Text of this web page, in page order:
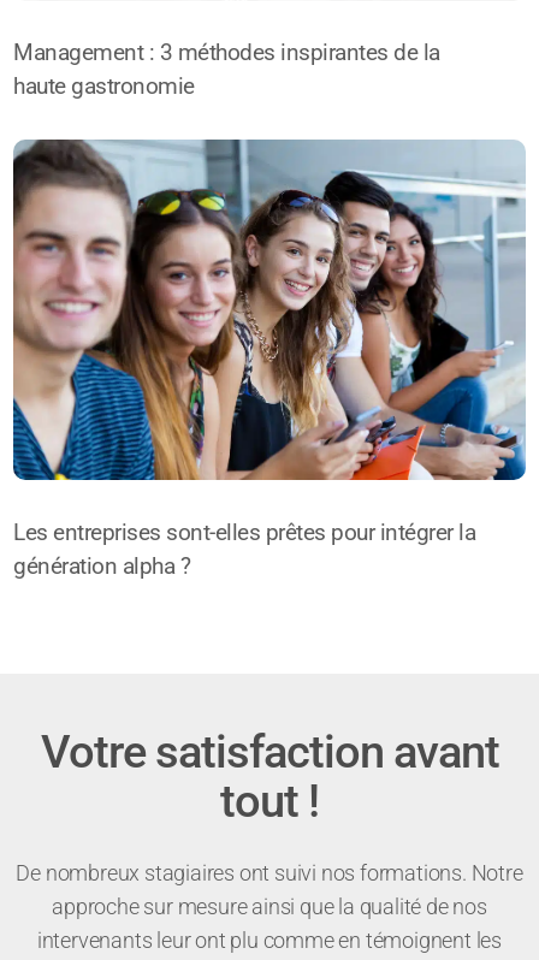
Management : 3 méthodes inspirantes de la
haute gastronomie
Les entreprises sont-elles prêtes pour intégrer la
génération alpha ?
Votre satisfaction avant
tout !
De nombreux stagiaires ont suivi nos formations. Notre
approche sur mesure ainsi que la qualité de nos
intervenants leur ont plu comme en témoignent les